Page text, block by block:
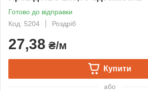
Готово до відправки
Код: 5204
Роздріб
27,38 ₴/м
Купити
або